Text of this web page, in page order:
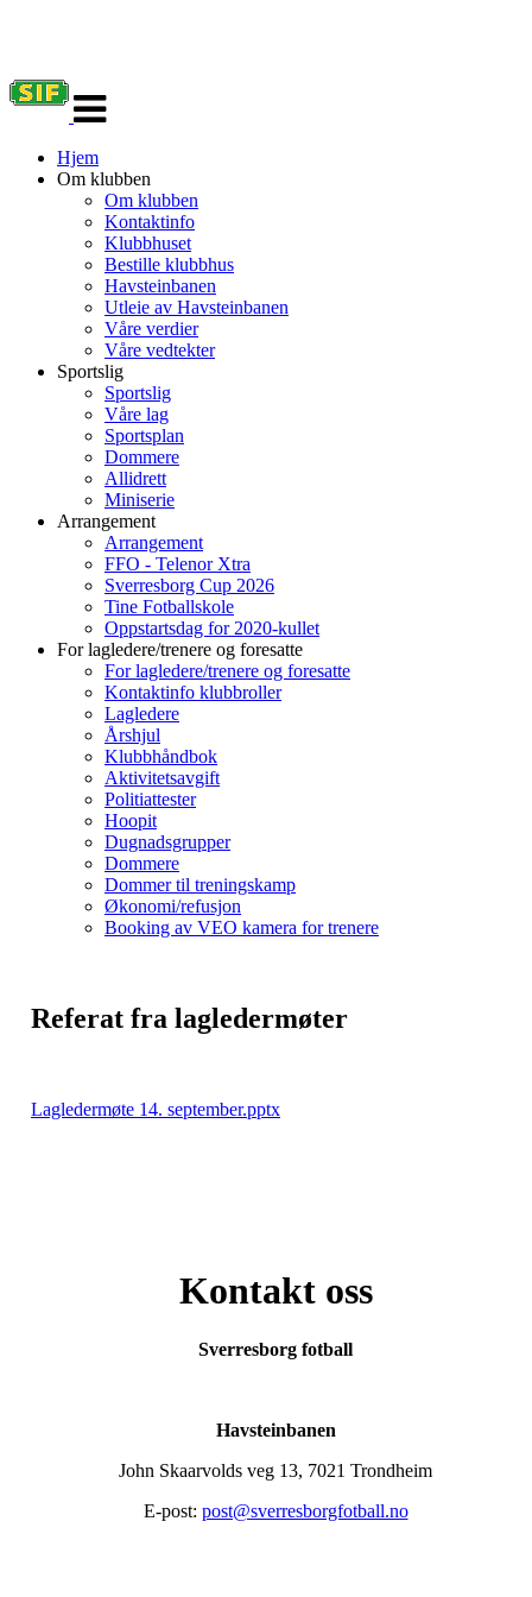
navigasjon
Hjem
Om klubben
Om klubben
Kontaktinfo
Klubbhuset
Bestille klubbhus
Havsteinbanen
Utleie av Havsteinbanen
Våre verdier
Våre vedtekter
Sportslig
Sportslig
Våre lag
Sportsplan
Dommere
Allidrett
Miniserie
Arrangement
Arrangement
FFO - Telenor Xtra
Sverresborg Cup 2026
Tine Fotballskole
Oppstartsdag for 2020-kullet
For lagledere/trenere og foresatte
For lagledere/trenere og foresatte
Kontaktinfo klubbroller
Lagledere
Årshjul
Klubbhåndbok
Aktivitetsavgift
Politiattester
Hoopit
Dugnadsgrupper
Dommere
Dommer til treningskamp
Økonomi/refusjon
Booking av VEO kamera for trenere
Referat fra lagledermøter
Lagledermøte 14. september.pptx
Kontakt oss
Sverresborg fotball
Havsteinbanen
John Skaarvolds veg 13, 7021 Trondheim
E-post: post@sverresborgfotball.no